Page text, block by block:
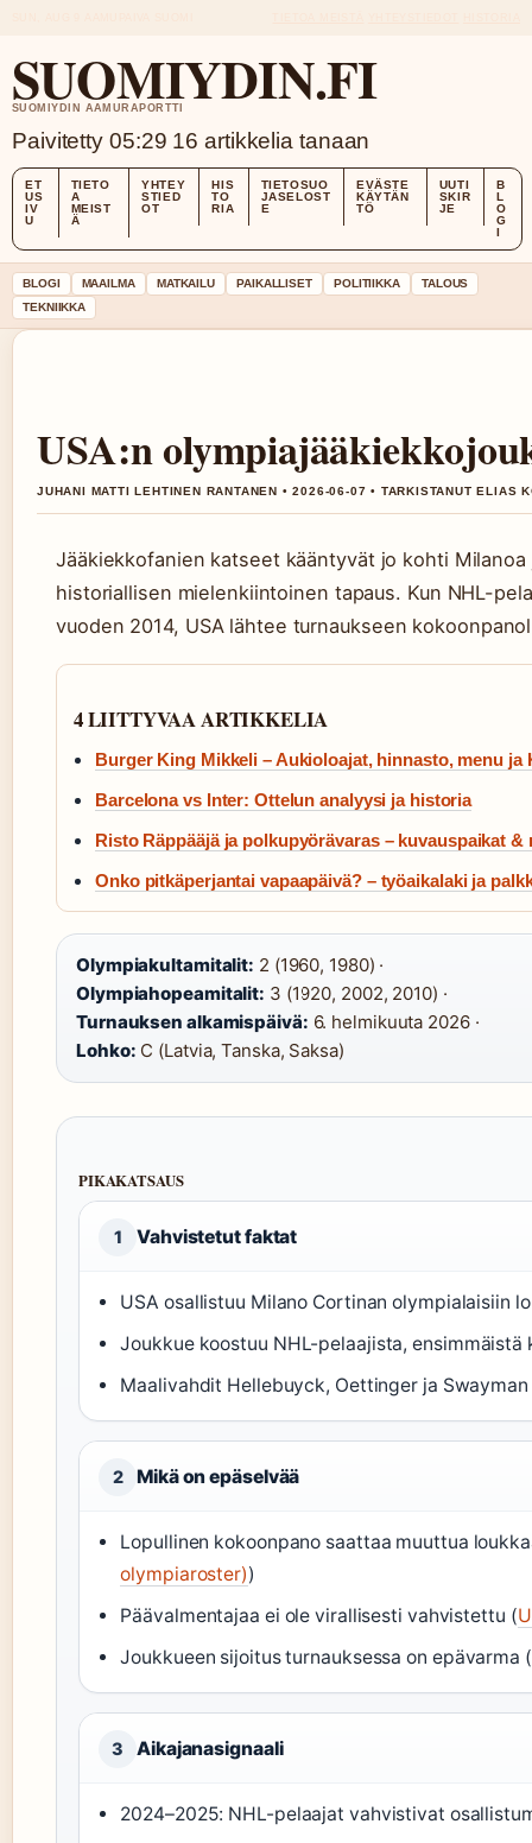
SUOMIYDIN.FI
SUOMIYDIN AAMURAPORTTI
Paivitetty 05:29 16 artikkelia tanaan
ET
US
IV
U
TIETO
A
MEIST
Ä
YHTEY
STIED
OT
HIS
TO
RIA
TIETOSUO
JASELOST
E
EVÄSTE
KÄYTÄN
TÖ
UUTI
SKIR
JE
B
L
O
G
I
BLOGI MAAILMA MATKAILU PAIKALLISET POLITIIKKA
TALOUS
TEKNIIKKA
USA:n
JUHANI MATTI LEHTINEN RANTANEN • 2026-06-07 • TARKISTANUT ELIAS
Jääkiekkofanien katseet kääntyvät jo kohti
historiallisen mielenkiintoinen tapaus. Kun NHL-
vuoden 2014, USA lähtee turnaukseen
4 LIITTYVAA ARTIKKELIA
Burger King Mikkeli – Aukioloajat, hinnasto, menu ja
Barcelona vs Inter: Ottelun analyysi ja historia
Risto Räppääjä ja polkupyörävaras – kuvauspaikat &
Onko pitkäperjantai vapaapäivä? – työaikalaki ja
Olympiakultamitalit: 2 (1960, 1980) ·
Olympiahopeamitalit: 3 (1920, 2002, 2010) ·
Turnauksen alkamispäivä: 6. helmikuuta 2026 ·
Lohko: C (Latvia, Tanska, Saksa)
PIKAKATSAUS
1 Vahvistetut faktat
USA osallistuu Milano Cortinan olympialaisiin
Joukkue koostuu NHL-pelaajista, ensimmäistä
Maalivahdit Hellebuyck, Oettinger ja
2 Mikä on epäselvää
Lopullinen kokoonpano saattaa muuttua
olympiaroster))
Päävalmentajaa ei ole virallisesti vahvistettu (
Joukkueen sijoitus turnauksessa on epävarma (
3 Aikajanasignaali
2024–2025: NHL-pelaajat vahvistivat